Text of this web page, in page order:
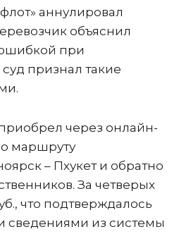
аннулировал
объяснил
при
признал такие
через онлайн-
маршруту
– Пхукет и обратно
За четверых
что подтверждалось
сведениями из системы